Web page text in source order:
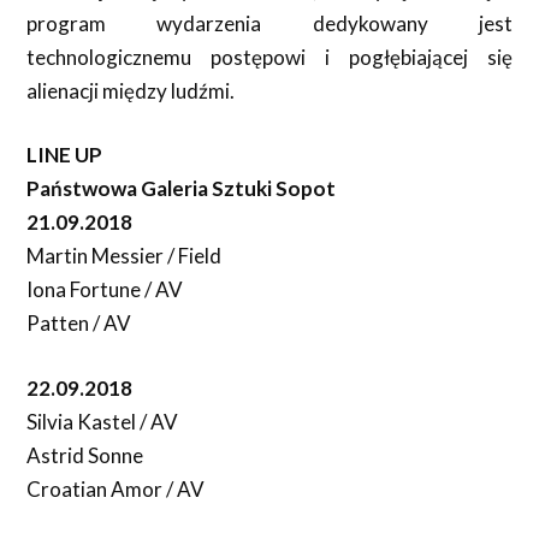
program wydarzenia dedykowany jest
technologicznemu postępowi i pogłębiającej się
alienacji między ludźmi.
LINE UP
Państwowa Galeria Sztuki Sopot
21.09.2018
Martin Messier / Field
Iona Fortune / AV
Patten / AV
22.09.2018
Silvia Kastel / AV
Astrid Sonne
Croatian Amor / AV